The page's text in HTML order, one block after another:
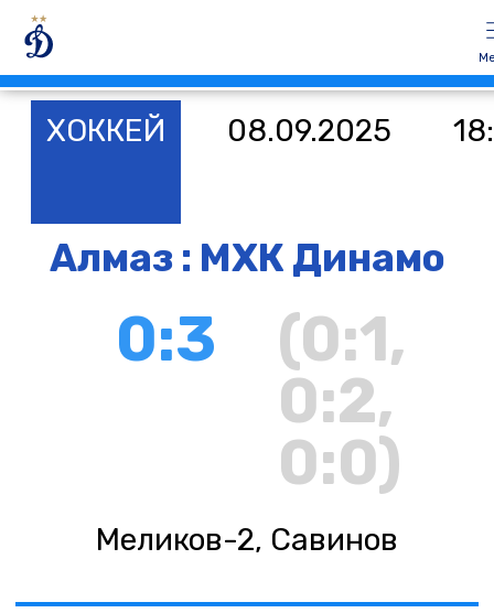
ХОККЕЙ 08.09.2025
Алмаз : МХК Динамо
0:3
(0:1,
0:2,
0:0)
Меликов-2, Савинов